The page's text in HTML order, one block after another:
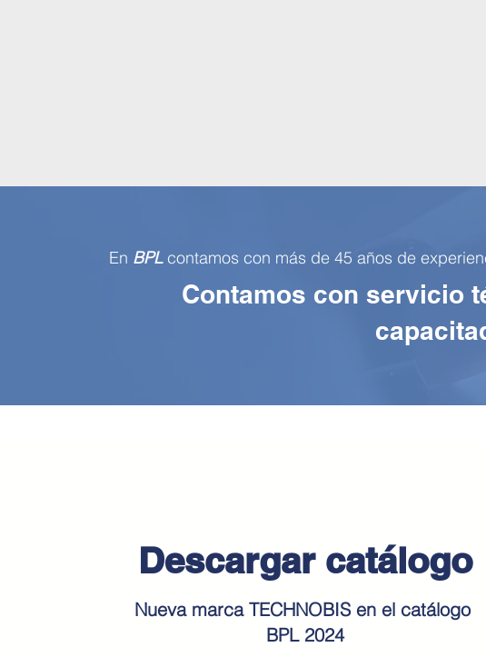
En BPLcontamos con más de 45 años de
Contamos con servicio
Descargar catálogo
Nueva marca TECHNOBIS en el catálogo
BPL 2024